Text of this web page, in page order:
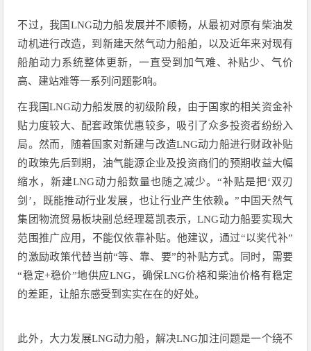
不过，我国LNG动力船发展并不顺畅，从最初对原有柴油发
动机进行改造，到新建天然气动力船舶，以及近年来对现有
船舶动力系统整体更新，一直受到加气难、补贴少、气价
高、建站难等一系列问题影响。
在我国LNG动力船发展的初级阶段，由于国家的相关资金补
贴力度较大、配套政策优惠较多，吸引了众多投资者纷纷入
局。然而，随着国家对新建与改造LNG动力船进行财政补贴
的政策先后到期，油气能源企业及投资商们的预期收益大幅
缩水，新建LNG动力船数量也随之减少。“补贴是把‘双刃
剑’，既能推动行业发展，也让行业产生依赖。”中国天然气
集团物流贸易板块副总经理葛凯表示，LNG动力船要实现大
范围推广应用，不能仅依靠补贴。他建议，通过“以奖代补”
的激励政策代替当前“等、靠、要”的补贴方式。同时，需要
“稳定+稳价”地供应LNG，确保LNG价格和柴油价格有稳定
的差距，让船东感受到实实在在的好处。
此外，大力发展LNG动力船，解决LNG加注问题是一个绕不